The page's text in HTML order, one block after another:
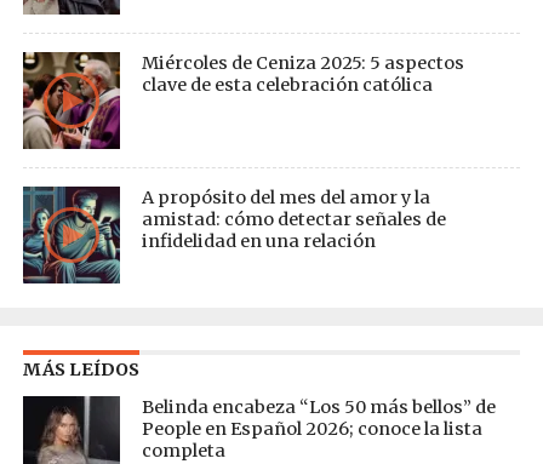
Miércoles de Ceniza 2025: 5 aspectos
clave de esta celebración católica
A propósito del mes del amor y la
amistad: cómo detectar señales de
infidelidad en una relación
MÁS LEÍDOS
Belinda encabeza “Los 50 más bellos” de
People en Español 2026; conoce la lista
completa